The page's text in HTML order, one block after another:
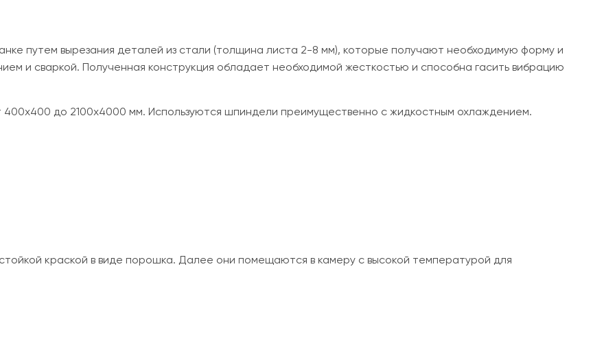
путем вырезания деталей из стали (толщина листа 2-8 мм), которые получают необходимую форму и
и сваркой. Полученная конструкция обладает необходимой жесткостью и способна гасить вибрацию
до 2100х4000 мм. Используются шпиндели преимущественно с жидкостным охлаждением.
краской в виде порошка. Далее они помещаются в камеру с высокой температурой для